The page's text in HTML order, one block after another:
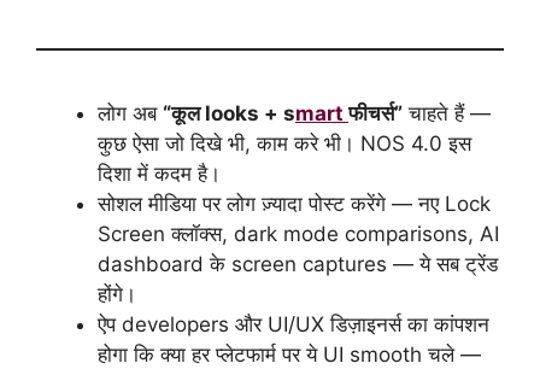
लोग अब “कूल looks + smartफीचर्स” चाहते हैं —
कुछ ऐसा जो दिखे भी, काम करे भी। NOS 4.0 इस
दिशा में कदम है।
सोशल मीडिया पर लोग ज़्यादा पोस्ट करेंगे — नए Lock
Screen क्लॉक्स, dark mode comparisons, AI
dashboard के screen captures — ये सब ट्रेंड
होंगे।
ऐप developers और UI/UX डिज़ाइनर्स का कांपशन
होगा कि क्या हर प्लेटफार्म पर ये UI smooth चले —